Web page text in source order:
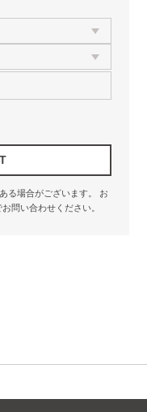
る場合がございます。
お
お問い合わせください。